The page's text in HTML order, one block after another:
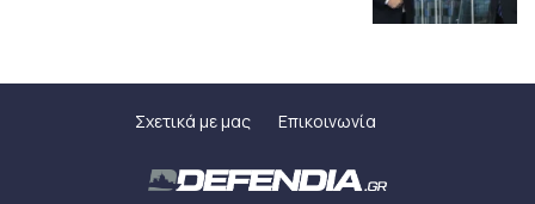
Σχετικά με μας Επικοινωνία